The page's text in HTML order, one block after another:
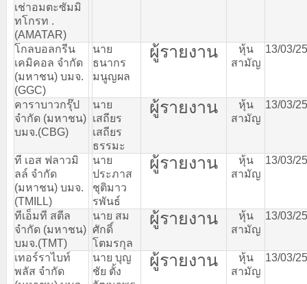
เช่าอมตะซัมมิ
ทโกรท .
(AMATAR)
โกลบอลกรีน
เคมิคอล จำกัด
(มหาชน) บมจ.
(GGC)
นาย
ธนากร
มนูญผล
ผู้รายงาน
หุ้น
สามัญ
13/03/
คาราบาวกรุ๊ป
จำกัด (มหาชน)
บมจ.(CBG)
นาย
เสถียร
เสถียร
ธรรมะ
ผู้รายงาน
หุ้น
สามัญ
13/03/
ที เอส ฟลาวมิ
ลล์ จำกัด
(มหาชน) บมจ.
(TMILL)
นาย
ประภาส
ชุติมาว
รพันธ์
ผู้รายงาน
หุ้น
สามัญ
13/03/
ทีเอ็มที สตีล
จำกัด (มหาชน)
บมจ.(TMT)
นาย สม
ศักดิ์
โตมรกุล
ผู้รายงาน
หุ้น
สามัญ
13/03/
เทอร์ราไบท์
พลัส จำกัด
นาย บุญ
ชัย ตั้ง
ผู้รายงาน
หุ้น
สามัญ
13/03/